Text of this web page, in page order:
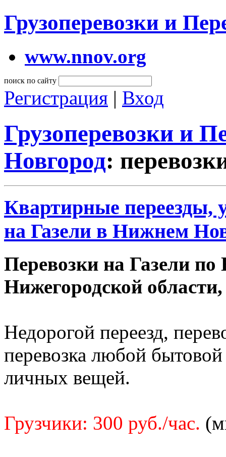
Грузоперевозки и
www.nnov.org
поиск по сайту
Регистрация | Вход
Грузоперевозки и
Новгород:
Квартирные переезды,
на Газели в Нижнем
Перевозки на Газели
Нижегородской
Недорогой переезд,
перевозка любой
личных вещей.
Грузчики: 300 руб./час.